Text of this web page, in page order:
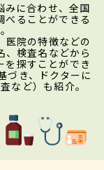
となる。
法、抗が
法などと
パ節も摘
プや広が
みに合わせ、全国
べることができる
医院の特徴などの
、検査名などから
を探すことができ
づき、ドクターに
など）も紹介。